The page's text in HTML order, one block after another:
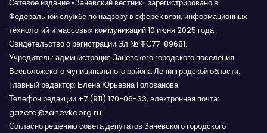
Сетевое издание «Заневский вестник» зарегистрировано в
Федеральной службе по надзору в сфере связи, информационных
технологий и массовых коммуникаций 10 июня 2025 года.
Свидетельство о регистрации Эл № ФС77-89681.
Учредитель: администрация Заневского городского поселения
Всеволожского муниципального района Ленинградской области.
Главный редактор: Елена Юрьевна Голованова.
Телефон редакции +7 (911) 170-06-33, электронная почта:
gazeta@zanevkaorg.ru
Согласно решению совета депутатов Заневского городского